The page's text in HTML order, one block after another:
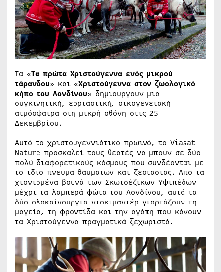
Τα «Τα πρώτα Χριστούγεννα ενός μικρού
τάρανδου» και «Χριστούγεννα στον ζωολογικό
κήπο του Λονδίνου» δημιουργουν μια
συγκινητική, εορταστική, οικογενειακή
ατμόσφαιρα στη μικρή οθόνη στις 25
Δεκεμβρίου.
Αυτό το χριστουγεννιάτικο πρωινό, το Viasat
Nature προσκαλεί τους θεατές να μπουν σε δύο
πολύ διαφορετικούς κόσμους που συνδέονται με
το ίδιο πνεύμα θαυμάτων και ζεστασιάς. Από τα
χιονισμένα βουνά των Σκωτσέζικων Υψιπέδων
μέχρι τα λαμπερά φώτα του Λονδίνου, αυτά τα
δύο ολοκαίνουργια ντοκιμαντέρ γιορτάζουν τη
μαγεία, τη φροντίδα και την αγάπη που κάνουν
τα Χριστούγεννα πραγματικά ξεχωριστά.